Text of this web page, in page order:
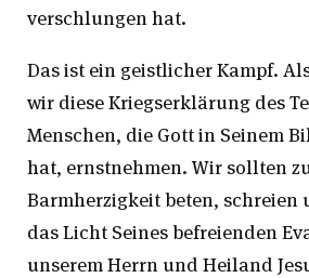
verschlungen hat.
Das ist ein geistlicher Kampf.
wir diese Kriegserklärung des
Menschen, die Gott in Seinem
hat, ernstnehmen. Wir sollten
Barmherzigkeit beten, schreien
das Licht Seines befreienden
unserem Herrn und Heiland